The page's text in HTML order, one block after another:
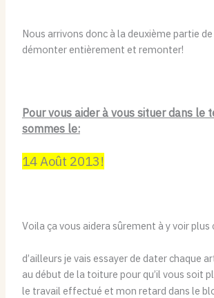
Nous arrivons donc à la deuxième partie
démonter entièrement et remonter!
Pour vous aider à vous situer dans le
sommes le:
14 Août 2013!
Voila ça vous aidera sûrement à y voir plus
d’ailleurs je vais essayer de dater chaque
au début de la toiture pour qu’il vous soit
le travail effectué et mon retard dans le